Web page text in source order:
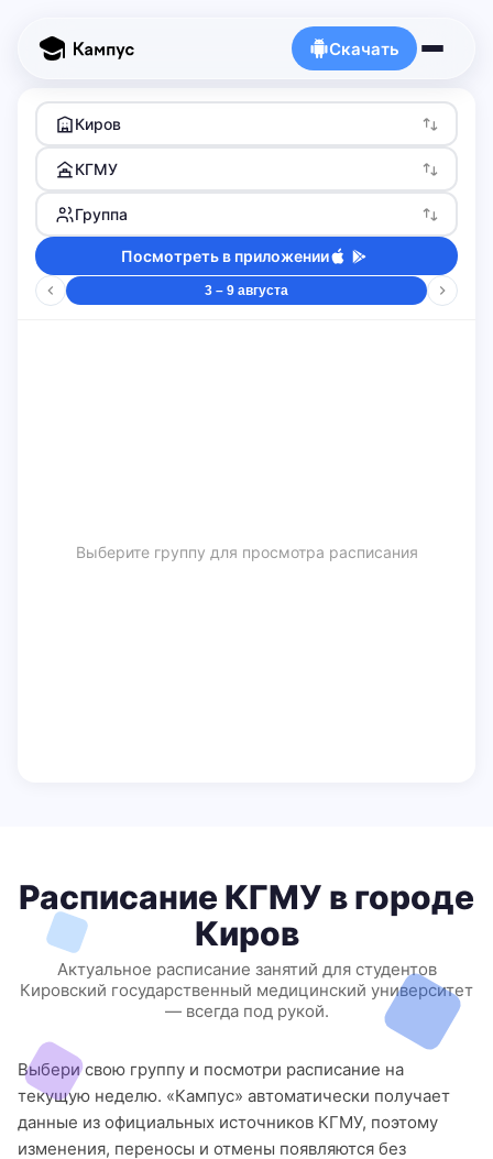
Скачать
Киров
КГМУ
Группа
Посмотреть в приложении
3 – 9 августа
Выберите группу для просмотра расписания
Расписание КГМУ в городе
Киров
Актуальное расписание занятий для студентов
Кировский государственный медицинский университет
— всегда под рукой.
Выбери свою группу и посмотри расписание на
текущую неделю. «Кампус» автоматически получает
данные из официальных источников КГМУ, поэтому
изменения, переносы и отмены появляются без